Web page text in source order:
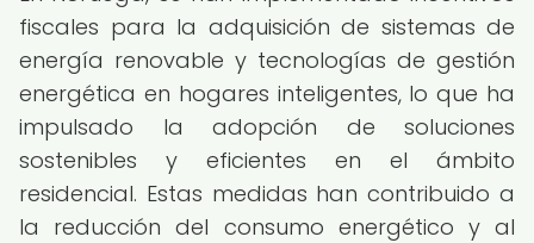
fiscales para la adquisición de sistemas de
energía renovable y tecnologías de gestión
energética en hogares inteligentes, lo que ha
impulsado la adopción de soluciones
sostenibles y eficientes en el ámbito
residencial. Estas medidas han contribuido a
la reducción del consumo energético y al